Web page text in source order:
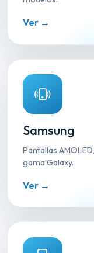
Ver →
Samsung
Pantallas
gama Galaxy.
Ver →